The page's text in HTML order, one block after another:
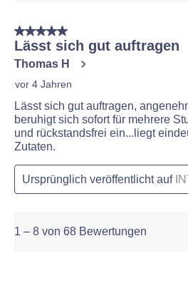
5 von 5 Sternen.
Lässt sich gut auftragen
Thomas H
vor 4 Jahren
Lässt sich gut auftragen,
beruhigt sich sofort für mehrere
und rückstandsfrei ein...liegt
Zutaten.
Ursprünglich veröffentlicht auf
1 – 8 von 68 Bewertungen